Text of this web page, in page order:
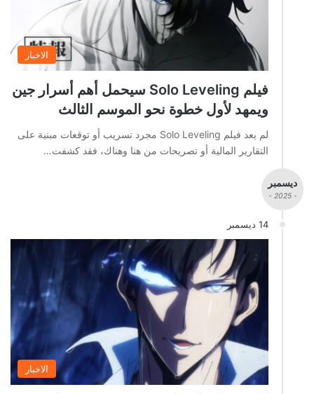
الاخبار
فيلم Solo Leveling سيحمل أهم أسرار جين
ويمهد لأول خطوة نحو الموسم الثالث
لم يعد فيلم Solo Leveling مجرد تسريب أو توقعات مبنية على
التقارير المالية أو تصريحات من هنا وهناك، فقد كشفت…
ديسمبر
- 2025 -
14 ديسمبر
الاخبار